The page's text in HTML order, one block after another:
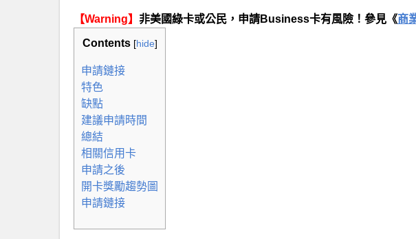
【Warning】 非美國綠卡或公民，申請Business卡有風險！參見《商
Contents [hide]
申請鏈接
特色
缺點
建議申請時間
總結
相關信用卡
申請之後
開卡獎勵趨勢圖
申請鏈接